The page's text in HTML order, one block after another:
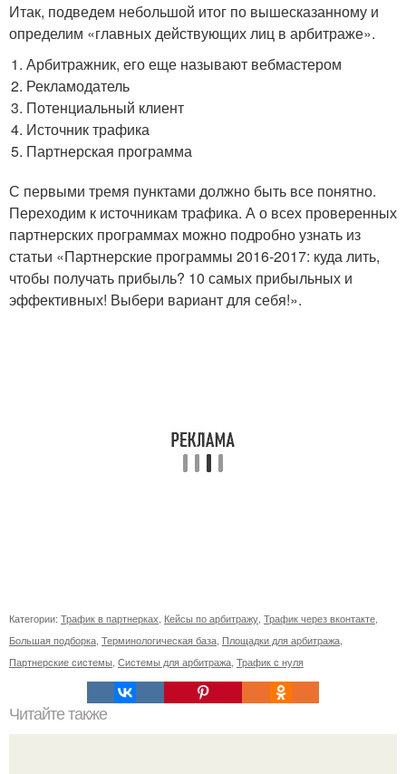
Итак, подведем небольшой итог по вышесказанному и
определим «главных действующих лиц в арбитраже».
Арбитражник, его еще называют вебмастером
Рекламодатель
Потенциальный клиент
Источник трафика
Партнерская программа
С первыми тремя пунктами должно быть все понятно.
Переходим к источникам трафика. А о всех проверенных
партнерских программах можно подробно узнать из
статьи «Партнерские программы 2016-2017: куда лить,
чтобы получать прибыль? 10 самых прибыльных и
эффективных! Выбери вариант для себя!».
Категории: Трафик в партнерках, Кейсы по арбитражу, Трафик через вконтакте,
Большая подборка, Терминологическая база, Площадки для арбитража,
Партнерские системы, Системы для арбитража, Трафик с нуля
Читайте также